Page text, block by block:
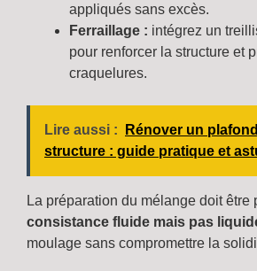
appliqués sans excès.
Ferraillage : intégrez un
pour renforcer la structure et
craquelures.
Lire aussi :
Rénover un
structure : guide pratique et
La préparation du mélange doit être
consistance fluide mais pas
moulage sans compromettre la